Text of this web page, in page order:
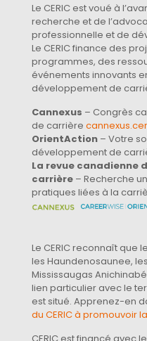
Le CERIC est voué à
recherche et de
professionnelle et de
Le CERIC finance des
programmes, des
événements innovants
développement de
Cannexus – Congrès
de carrière
OrientAction – Votre
développement de
La revue canadienne
carrière – Recherche
pratiques liées à la
Le CERIC reconnaît que
les Haundenosaunee,
Mississaugas
lien particulier avec le
est situé. Apprenez-en
du CERIC à promouvoir
CERIC est financé avec